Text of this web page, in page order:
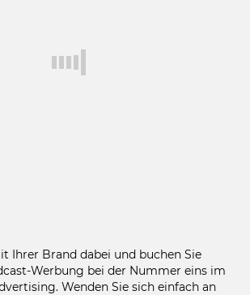
Ihrer Brand dabei und buchen Sie
Werbung bei der Nummer eins im
Wenden Sie sich einfach an